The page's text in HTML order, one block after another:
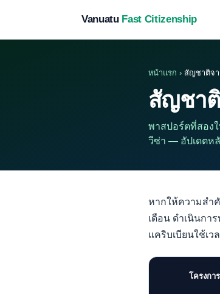
Vanuatu Fast Citizenship
หน้าแรก › สัญชาติจา
สัญชาติ
พาสปอร์ตที่สองใ
วีซ่า — อัปเดตห
หากให้ความสำ
เดือน ดำเนินกา
แคริบเบียนใช้เ
โครงการ